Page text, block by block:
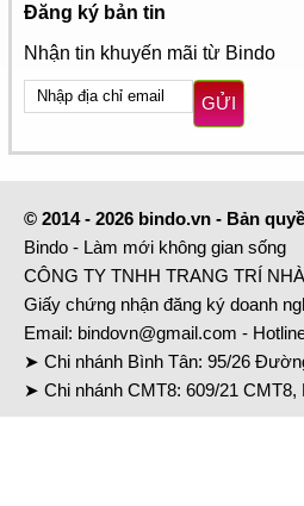
Đăng ký bản tin
Nhận tin khuyến mãi từ Bindo
GỬI
© 2014 - 2026 bindo.vn - Bản
Bindo - Làm mới không gian sống
CÔNG TY TNHH TRANG TRÍ
Giấy chứng nhận đăng ký doanh
Email: bindovn@gmail.com -
➤ Chi nhánh Bình Tân: 95/26
➤ Chi nhánh CMT8: 609/21